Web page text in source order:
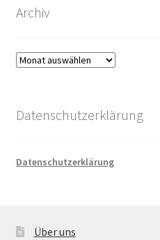
Archiv
Archiv
Datenschutzerklärung
Datenschutzerklärung
Über uns